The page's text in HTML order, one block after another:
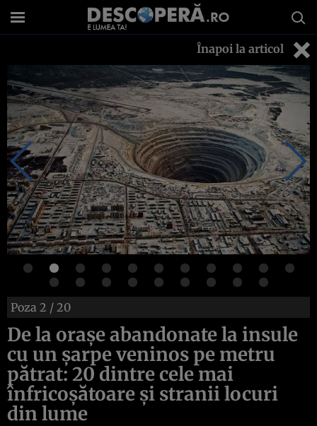
Înapoi la articol
Poza 2 / 20
De la oraşe abandonate la insule
cu un şarpe veninos pe metru
pătrat: 20 dintre cele mai
înfricoşătoare şi stranii locuri
din lume